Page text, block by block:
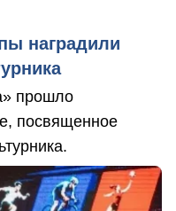
наградили
прошло
посвященное